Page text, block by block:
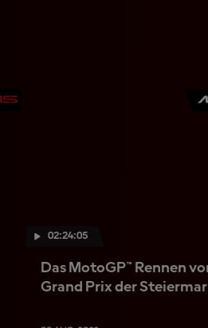
02:24:05
Das MotoGP™ Rennen
Grand Prix der